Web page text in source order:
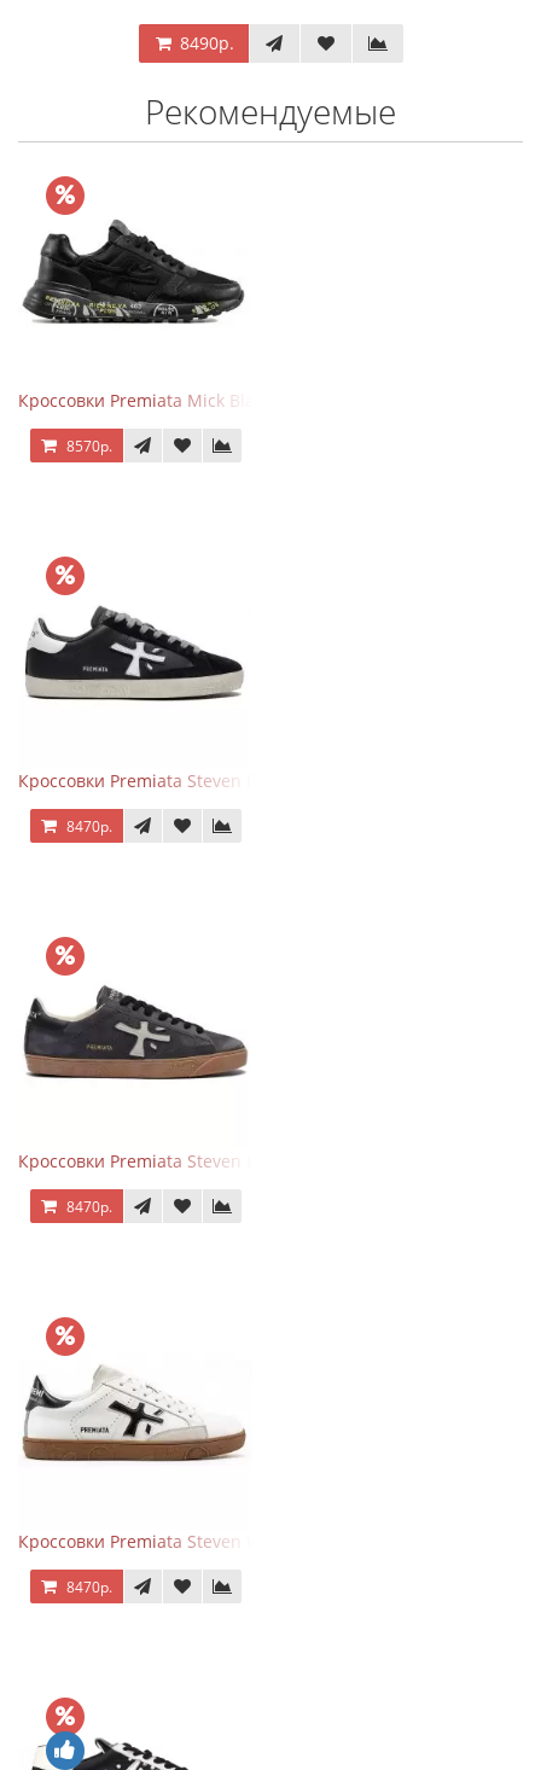
8490р.
Рекомендуемые
Кроссовки Premiata Mick Black
8570р.
Кроссовки Premiata Steven Black White
8470р.
Кроссовки Premiata Steven Black Graphite
8470р.
Кроссовки Premiata Steven White Black
8470р.